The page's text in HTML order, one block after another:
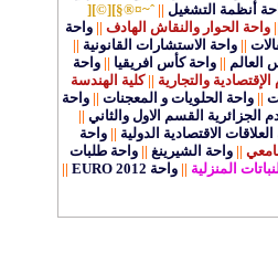
أنظمة التشغيل ||
ˆ~¤®§][©][
|| واحة الحوار والنقاش الهادف || واحة
|| واحة الاستشارات القانونية ||
العالم ||واحة كأس افريقيا ||واحة
الإقتصادية والتجارية ||كلية الهندسة
|| واحة الحلويات و المعجنات || واحة
الجزائرية القسم الاول والثاني ||
الاقتصادية الدولية || واحة
|| واحة الشيرينغ || واحة طلبات
المنزلية || واحة EURO 2012
||